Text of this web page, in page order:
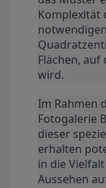
Komplexität
Flächen,
wird.
Im Rahmen
Fotogalerie
dieser
erhalten
in die
Aussehen